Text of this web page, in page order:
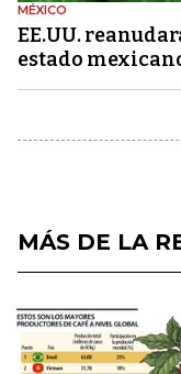
MÉXICO
EE.UU.
estado
MÁS DE LA